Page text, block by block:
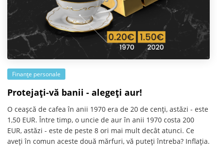
Finanțe personale
Protejați-vă banii - alegeți aur!
O ceașcă de cafea în anii 1970 era de 20 de cenți, astăzi - este
1,50 EUR. Între timp, o uncie de aur în anii 1970 costa 200
EUR, astăzi - este de peste 8 ori mai mult decât atunci. Ce
aveți în comun aceste două mărfuri, vă puteți întreba? Inflația.